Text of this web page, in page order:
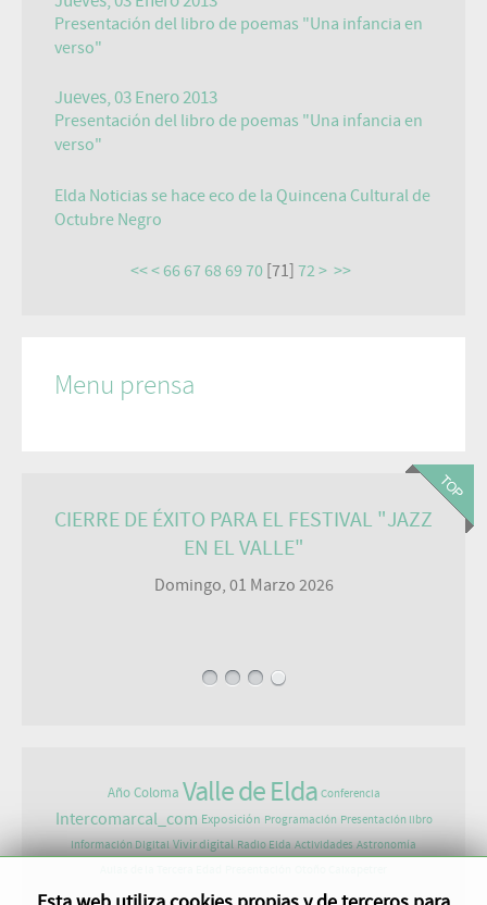
Presentación del libro de poemas "Una infancia en
verso"
Jueves, 03 Enero 2013
Presentación del libro de poemas "Una infancia en
verso"
Elda Noticias se hace eco de la Quincena Cultural de
Octubre Negro
<<< 66 67 68 69 70[71] 72> >>
Menu prensa
CIERRE DE ÉXITO PARA EL FESTIVAL "JAZZ
EN EL VALLE"
Domingo, 01 Marzo 2026
Año Coloma Valle de Elda Conferencia
Intercomarcal_com Exposición Programación Presentación libro
Información Digital Vivir digital Radio Elda Actividades Astronomía